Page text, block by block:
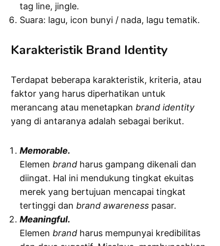
tag line, jingle.
Suara: lagu, icon bunyi / nada, lagu tematik.
Karakteristik Brand Identity
Terdapat beberapa karakteristik, kriteria, atau
faktor yang harus diperhatikan untuk
merancang atau menetapkan brand identity
yang di antaranya adalah sebagai berikut.
Memorable.
Elemen brand harus gampang dikenali dan
diingat. Hal ini mendukung tingkat ekuitas
merek yang bertujuan mencapai tingkat
tertinggi dan brand awareness pasar.
Meaningful.
Elemen brand harus mempunyai kredibilitas